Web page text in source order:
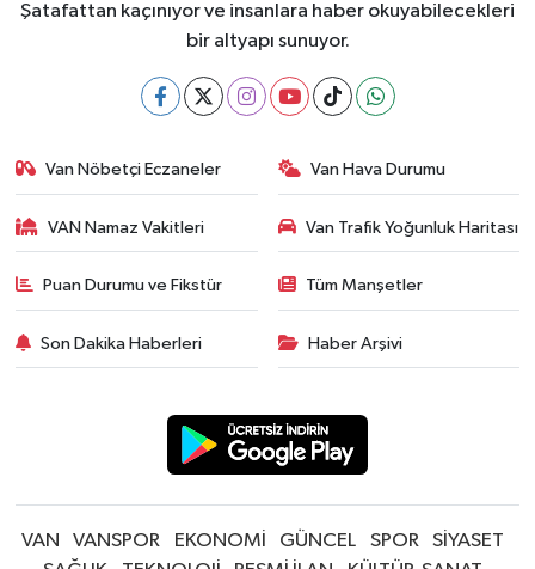
Şatafattan kaçınıyor ve insanlara haber okuyabilecekleri
bir altyapı sunuyor.
Van Nöbetçi Eczaneler Van Hava Durumu
VAN Namaz Vakitleri Van Trafik Yoğunluk Haritası
Puan Durumu ve Fikstür Tüm Manşetler
Son Dakika Haberleri Haber Arşivi
VAN VANSPOR EKONOMİ GÜNCEL SPOR
SİYASET